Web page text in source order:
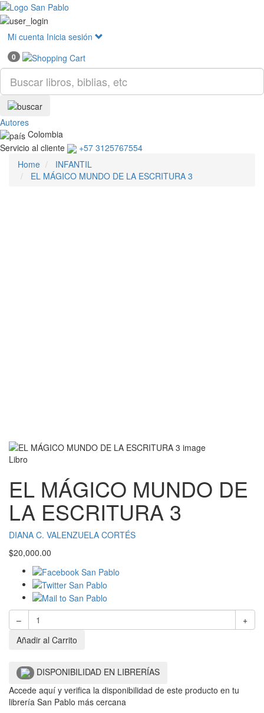
Mi cuenta Inicia sesión
0
Autores
Colombia
Servicio al cliente
+57 3125767554
Home
INFANTIL
EL MÁGICO MUNDO DE LA ESCRITURA 3
Libro
EL MÁGICO MUNDO DE
LA ESCRITURA 3
DIANA C. VALENZUELA CORTÉS
$20,000.00
–
+
Añadir al Carrito
DISPONIBILIDAD EN LIBRERÍAS
Accede aquí y verifica la disponibilidad de este producto en tu
librería San Pablo más cercana